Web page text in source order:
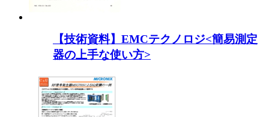
【技術資料】EMCテクノロジ<簡易測定
器の上手な使い方>